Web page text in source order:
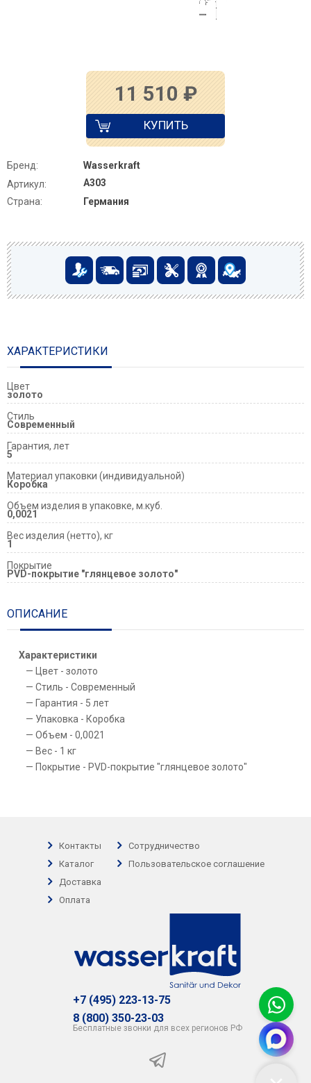
11 510 ₽
КУПИТЬ
Бренд:
Wasserkraft
Артикул:
A303
Страна:
Германия
ХАРАКТЕРИСТИКИ
Цвет
золото
Стиль
Современный
Гарантия, лет
5
Материал упаковки (индивидуальной)
Коробка
Объем изделия в упаковке, м.куб.
0,0021
Вес изделия (нетто), кг
1
Покрытие
PVD-покрытие "глянцевое золото"
ОПИСАНИЕ
Характеристики
Цвет - золото
Стиль - Современный
Гарантия - 5 лет
Упаковка - Коробка
Объем - 0,0021
Вес - 1 кг
Покрытие - PVD-покрытие "глянцевое золото"
Контакты
Каталог
Доставка
Оплата
Сотрудничество
Пользовательское соглашение
+7 (495) 223-13-75
8 (800) 350-23-03
Бесплатные звонки для всех регионов РФ